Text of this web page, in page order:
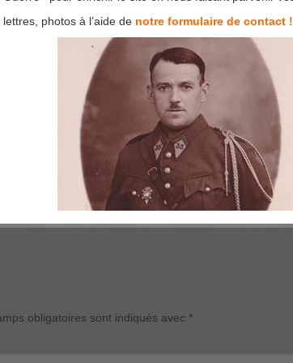
obligatoires sont indiqués avec *
lettres, photos à l’aide de notre formulaire de contact !